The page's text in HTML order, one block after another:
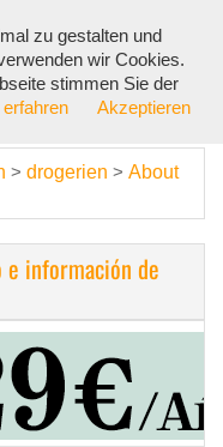
> drogerien > About
e información de
zu gestalten und
wir Cookies.
stimmen Sie der
erfahren Akzeptieren